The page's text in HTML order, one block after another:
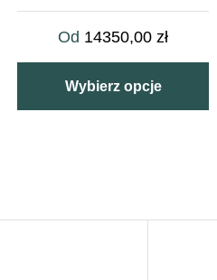
Od 14350,00 zł
Wybierz opcje